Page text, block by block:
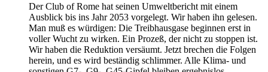
Der Club of Rome hat seinen Umweltbericht mit einem
Ausblick bis ins Jahr 2053 vorgelegt. Wir haben ihn gelesen.
Man muß es würdigen: Die Treibhausgase beginnen erst in
voller Wucht zu wirken. Ein Prozeß, der nicht zu stoppen ist.
Wir haben die Reduktion versäumt. Jetzt brechen die Folgen
herein, und es wird beständig schlimmer. Alle Klima- und